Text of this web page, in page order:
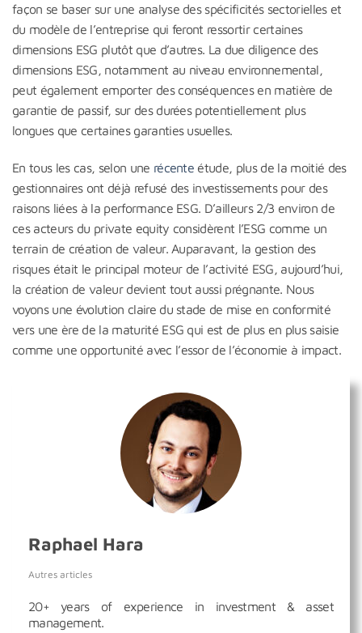
façon se baser sur une analyse des spécificités sectorielles et
du modèle de l’entreprise qui feront ressortir certaines
dimensions ESG plutôt que d’autres. La due diligence des
dimensions ESG, notamment au niveau environnemental,
peut également emporter des conséquences en matière de
garantie de passif, sur des durées potentiellement plus
longues que certaines garanties usuelles.
En tous les cas, selon une récente étude, plus de la moitié des
gestionnaires ont déjà refusé des investissements pour des
raisons liées à la performance ESG. D’ailleurs 2/3 environ de
ces acteurs du private equity considèrent l’ESG comme un
terrain de création de valeur. Auparavant, la gestion des
risques était le principal moteur de l’activité ESG, aujourd’hui,
la création de valeur devient tout aussi prégnante. Nous
voyons une évolution claire du stade de mise en conformité
vers une ère de la maturité ESG qui est de plus en plus saisie
comme une opportunité avec l’essor de l’économie à impact.
Raphael Hara
Autres articles
20+ years of experience in investment & asset
management.